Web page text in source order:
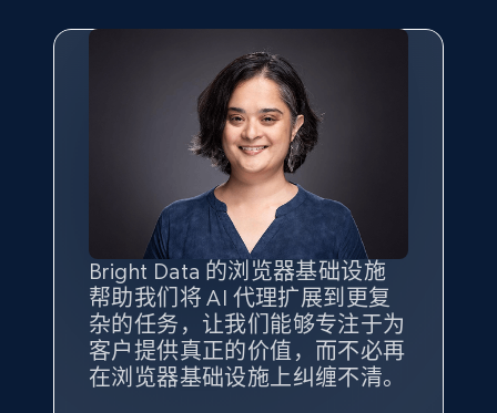
Bright Data 的浏览器基础设施
帮助我们将 AI 代理扩展到更复
杂的任务，让我们能够专注于为
客户提供真正的价值，而不必再
在浏览器基础设施上纠缠不清。